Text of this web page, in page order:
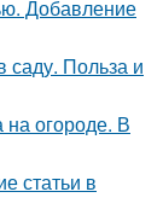
Добавление
саду. Польза и
на огороде. В
статьи в